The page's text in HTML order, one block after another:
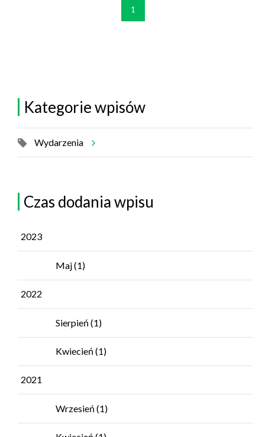
1
Kategorie wpisów
Wydarzenia
Czas dodania wpisu
2023
Maj(1)
2022
Sierpień (1)
Kwiecień (1)
2021
Wrzesień (1)